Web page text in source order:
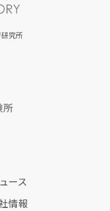
究所
ース
情報